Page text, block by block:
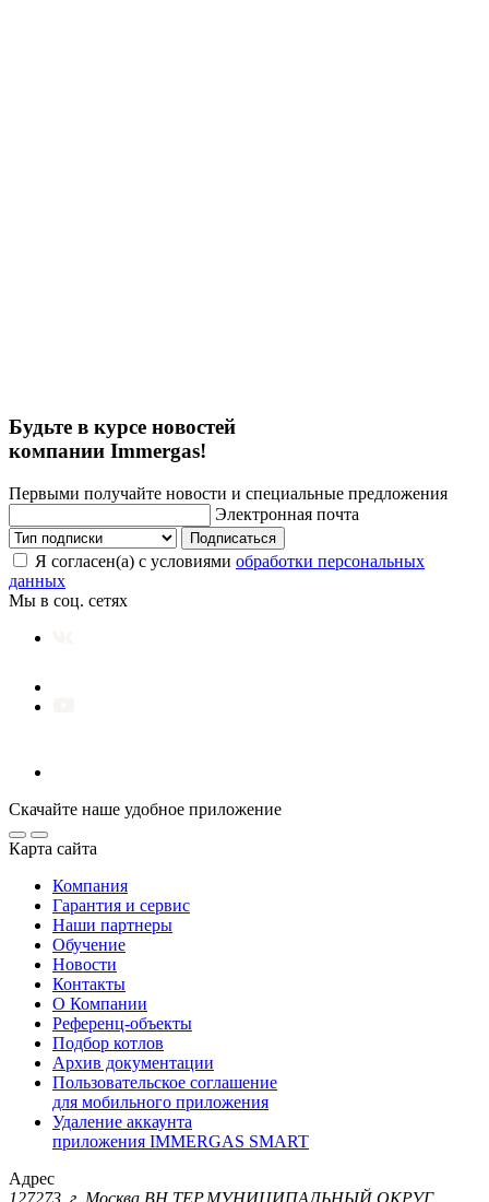
Будьте в курсе новостей
компании Immergas!
Первыми получайте новости и специальные предложения
Электронная почта
Подписаться
Я согласен(а) с условиями обработки персональных
данных
Мы в соц. сетях
Скачайте наше удобное приложение
Карта сайта
Компания
Гарантия и сервис
Наши партнеры
Обучение
Новости
Контакты
О Компании
Референц-объекты
Подбор котлов
Архив документации
Пользовательское соглашение
для мобильного приложения
Удаление аккаунта
приложения IMMERGAS SMART
Адрес
127273, г. Москва ВН.ТЕР.МУНИЦИПАЛЬНЫЙ ОКРУГ